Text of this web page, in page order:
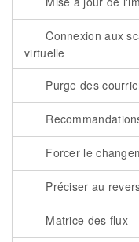
Connexion aux
virtuelle
Purge des
Forcer le
Préciser au
Matrice des flux